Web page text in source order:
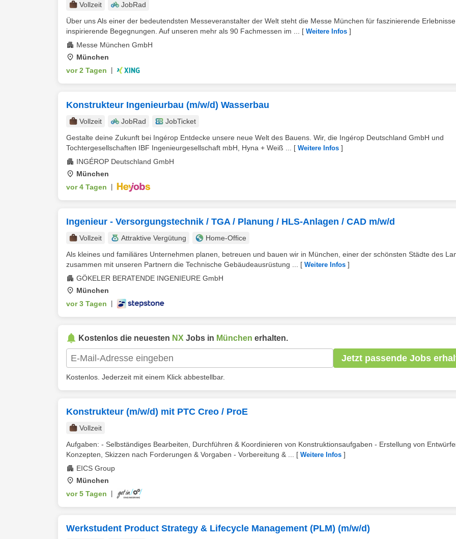
Vollzeit
JobRad
Über uns Als einer der bedeutendsten Messeveranstalter der Welt steht die Messe München für faszinierende
inspirierende Begegnungen. Auf unseren mehr als 90 Fachmessen im ...
[ Weitere Infos ]
Messe München GmbH
München
vor 2 Tagen
Konstrukteur Ingenieurbau (m/w/d) Wasserbau
Vollzeit JobRad
JobTicket
Gestalte deine Zukunft bei Ingérop Entdecke unsere neue Welt des Bauens. Wir, die Ingérop Deutschland GmbH und
Tochtergesellschaften IBF Ingenieurgesellschaft mbH, Hyna + Weiß ...
[ Weitere Infos ]
INGÉROP Deutschland GmbH
München
vor 4 Tagen
Ingenieur - Versorgungstechnik / TGA / Planung / HLS-Anlagen / CAD m/w/d
Vollzeit Attraktive Vergütung
Home-Office
Als kleines und familiäres Unternehmen planen, betreuen und bauen wir in München, einer der schönsten Städte des
zusammen mit unseren Partnern die Technische Gebäudeausrüstung ...
[ Weitere Infos ]
GÖKELER BERATENDE INGENIEURE GmbH
München
vor 3 Tagen
Kostenlos die neuesten NX Jobs in München erhalten.
Jetzt passende Jobs
Kostenlos. Jederzeit mit einem Klick abbestellbar.
Konstrukteur (m/w/d) mit PTC Creo / ProE
Vollzeit
Aufgaben: - Selbständiges Bearbeiten, Durchführen & Koordinieren von Konstruktionsaufgaben - Erstellung von
Konzepten, Skizzen nach Forderungen & Vorgaben - Vorbereitung & ...
[ Weitere Infos ]
EICS Group
München
vor 5 Tagen
Werkstudent Product Strategy & Lifecycle Management (PLM) (m/w/d)